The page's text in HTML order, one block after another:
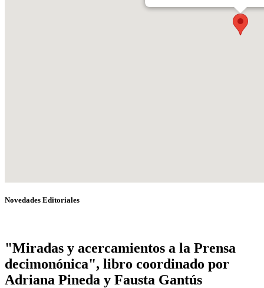
Novedades Editoriales
"Miradas y acercamientos a la Prensa
decimonónica", libro coordinado por
Adriana Pineda y Fausta Gantús